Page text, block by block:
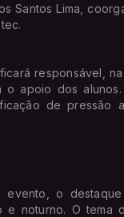
Santos Lima,
responsável,
o apoio dos
de pressão
evento, o
e noturno. O